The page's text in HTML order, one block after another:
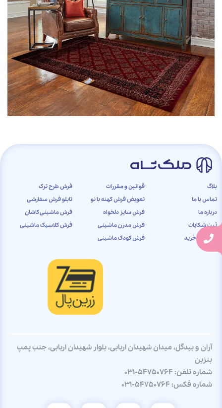
بلاگ
تماس با ما
درباره ما
ثبت شکایات
راهنمای خرید
قوانین و مقررات
تعویض فرش کهنه با نو
فرش سایز دلخواه
فرش مدرن ماشینی
فرش کودک ماشینی
فرش طرح ترک
تابلو فرش سفارشی
فرش ماشینی کاشان
فرش کلاسیک ماشینی
آران و بیدگل، میدان شهیدان اربابی، بلوار شهیدان اربابی، جنب پمپ
بنزین
شماره تلفن: 031-54750764
شماره فکس: 031-54750764